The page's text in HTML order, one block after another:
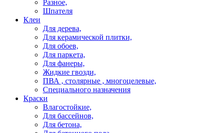
Разное,
Шпателя
Клеи
Для дерева,
Для керамической плитки,
Для обоев,
Для паркета,
Для фанеры,
Жидкие гвозди,
ПВА , столярные , многоцелевые,
Специального назначения
Краски
Влагостойкие,
Для бассейнов,
Для бетона,